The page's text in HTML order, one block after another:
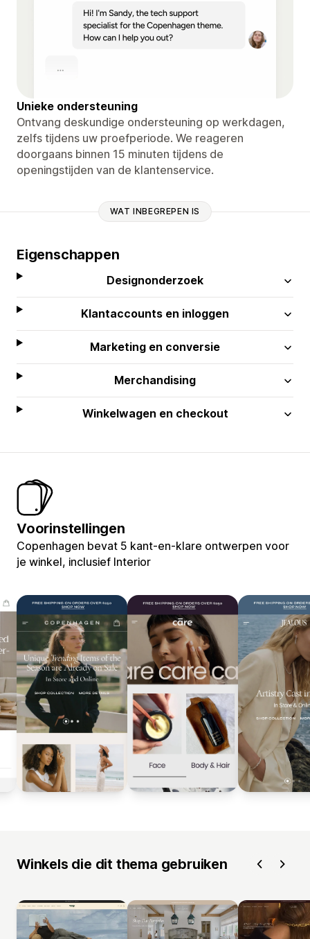
Unieke ondersteuning
Ontvang deskundige ondersteuning op werkdagen,
zelfs tijdens uw proefperiode. We reageren
doorgaans binnen 15 minuten tijdens de
openingstijden van de klantenservice.
WAT INBEGREPEN IS
Eigenschappen
Designonderzoek
Klantaccounts en inloggen
Marketing en conversie
Merchandising
Winkelwagen en checkout
Voorinstellingen
Copenhagen bevat 5 kant-en-klare ontwerpen voor
je winkel, inclusief Interior
Winkels die dit thema gebruiken